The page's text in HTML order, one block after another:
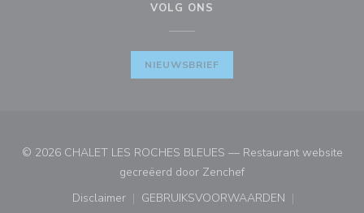
VOLG ONS
NIEUWSBRIEF
© 2026 CHALET LES ROCHES BLEUES — Restaurant website
gecreëerd door Zenchef((opent in een nieuw
Disclaimer
((opent in een nieuw venster))
GEBRUIKSVOORWAARDEN
((opent in een nieuw